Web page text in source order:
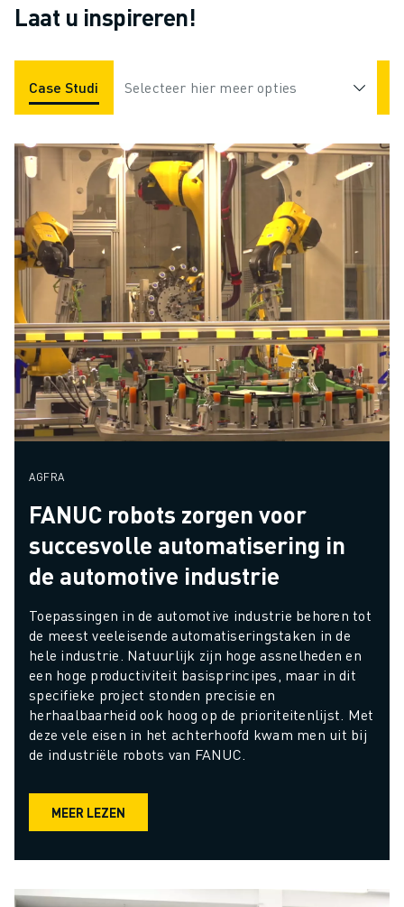
proceskabels zijn
eenvoudig toegankelijk en
kunnen onafhankelijk
worden vervangen via
ruime
kabels zijn ontworpen voor
een lange levensduur en
eenvoudig onderhoud, wat
de onderhoudstijd en -
kosten verlaagt. Dit model
bespaart waardevolle
vloeroppervlakte in de
productieomgeving, heeft
een minimale voetafdruk
van 678 x 536 mm en is
dankzij zijn compacte vorm
en ontwerp eenvoudig te
integreren.
stabiele
perfect voor
reikwijdte van
biedt deze robot
een hogere
Laat u inspireren!
Case Studies Toepassingen Industrieën
Selecteer hier meer opties
AGFRA
FANUC robots zorgen voor
succesvolle automatisering in
de automotive industrie
Toepassingen in de automotive industrie behoren tot
de meest veeleisende automatiseringstaken in de
hele industrie. Natuurlijk zijn hoge assnelheden en
een hoge productiviteit basisprincipes, maar in dit
specifieke project stonden precisie en
herhaalbaarheid ook hoog op de prioriteitenlijst. Met
deze vele eisen in het achterhoofd kwam men uit bij
de industriële robots van FANUC.
MEER LEZEN